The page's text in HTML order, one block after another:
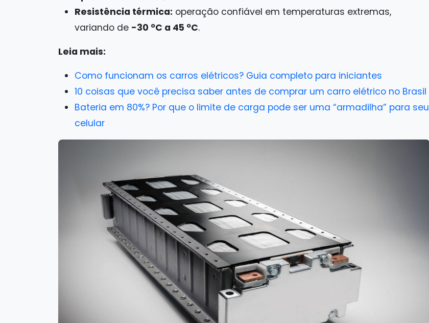
Resistência térmica: operação confiável em temperaturas extremas,
variando de -30 ºC a 45 ºC.
Leia mais:
Como funcionam os carros elétricos? Guia completo para iniciantes
10 coisas que você precisa saber antes de comprar um carro elétrico no Brasil
Bateria em 80%? Por que o limite de carga pode ser uma “armadilha” para seu
celular